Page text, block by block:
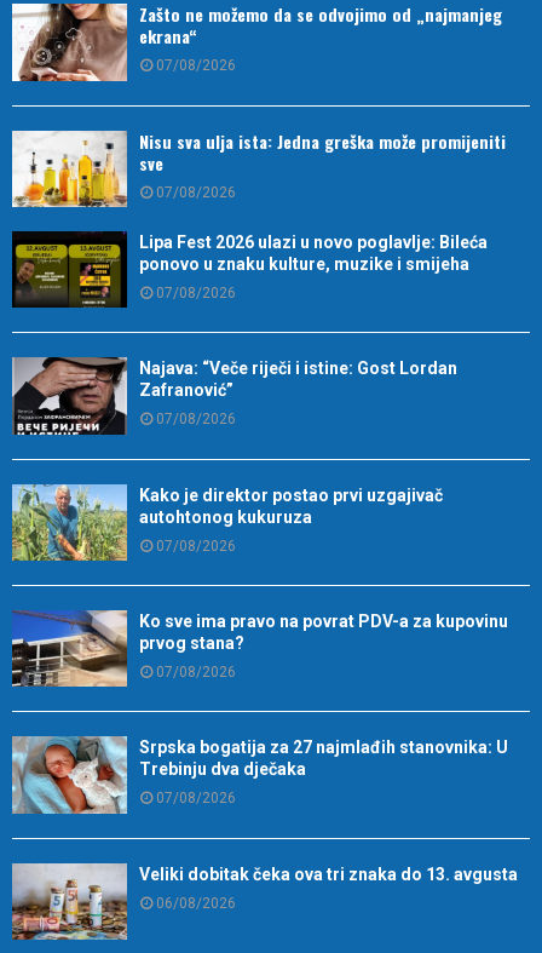
Zašto ne možemo da se odvojimo od „najmanjeg
ekrana“
07/08/2026
Nisu sva ulja ista: Jedna greška može promijeniti
sve
07/08/2026
Lipa Fest 2026 ulazi u novo poglavlje: Bileća
ponovo u znaku kulture, muzike i smijeha
07/08/2026
Najava: “Veče riječi i istine: Gost Lordan
Zafranović”
07/08/2026
Kako je direktor postao prvi uzgajivač
autohtonog kukuruza
07/08/2026
Ko sve ima pravo na povrat PDV-a za kupovinu
prvog stana?
07/08/2026
Srpska bogatija za 27 najmlađih stanovnika: U
Trebinju dva dječaka
07/08/2026
Veliki dobitak čeka ova tri znaka do 13. avgusta
06/08/2026